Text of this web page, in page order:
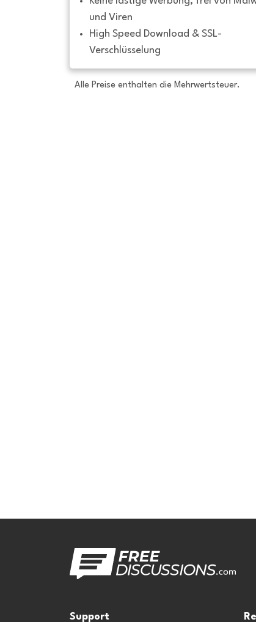
und Viren
High Speed Download & SSL-
Verschlüsselung
Alle Preise enthalten die Mehrwertsteuer.
Support